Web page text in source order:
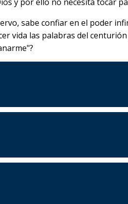
y por ello no necesita tocar
sabe confiar en el poder
vida las palabras del